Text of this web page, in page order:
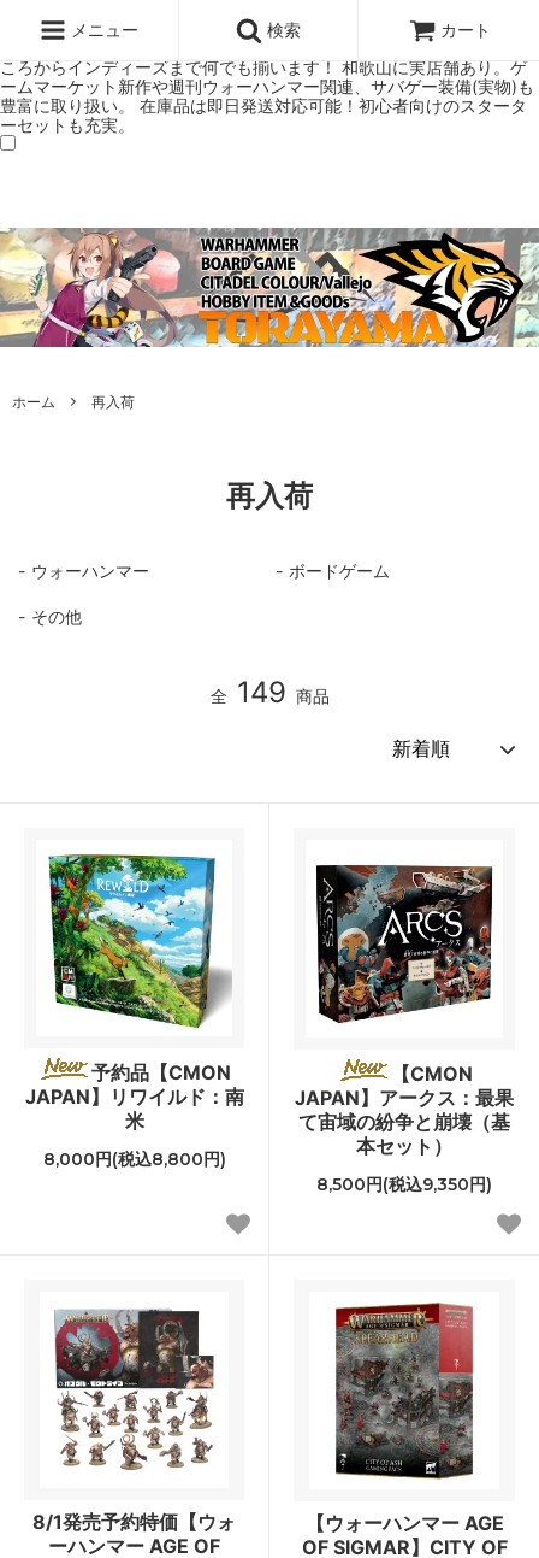
ミアムショップTORAYAMA。通販・オンラインショップです！ ウォー
ハンマーとボードゲームのことなら当店へ！ボードゲームもメジャーど
ころからインディーズまで何でも揃います！ 和歌山に実店舗あり。ゲ
ームマーケット新作や週刊ウォーハンマー関連、サバゲー装備(実物)も
豊富に取り扱い。 在庫品は即日発送対応可能！初心者向けのスタータ
ーセットも充実。
メニュー 検索 カート
ホーム 再入荷
再入荷
ウォーハンマー ボードゲーム
その他
全 149 商品
予約品【CMON
JAPAN】リワイルド：南
米
8,000円(税込8,800円)
【CMON
JAPAN】アークス：最果
て宙域の紛争と崩壊（基
本セット）
8,500円(税込9,350円)
8/1発売予約特価【ウォ
ーハンマー AGE OF
【ウォーハンマー AGE
OF SIGMAR】CITY OF